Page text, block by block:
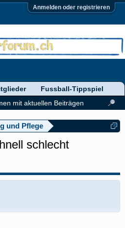
Anmelden oder registrieren
und Pflege
schlecht
mit aktuellen Beiträgen
Fussball-Tippspiel